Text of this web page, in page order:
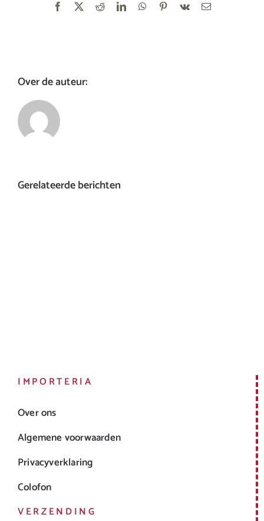
Facebook RedditLinkedInWhatsApp
Pinterest
Vk
E-
Over de auteur:
Gerelateerde berichten
IMPORTERIA
Over ons
Algemene voorwaarden
Privacyverklaring
Colofon
VERZENDING